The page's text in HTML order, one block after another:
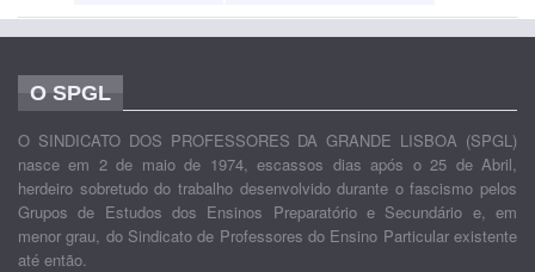
O SPGL
O SINDICATO DOS PROFESSORES DA GRANDE LISBOA (SPGL)
nasce em 2 de maio de 1974, escassos dias após o 25 de Abril,
herdeiro sobretudo do trabalho desenvolvido durante o fascismo pelos
Grupos de Estudos dos Ensinos Preparatório e Secundário e, em
menor grau, do Sindicato de Professores do Ensino Particular existente
até então.